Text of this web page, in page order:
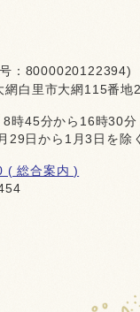
：8000020122394)
白里市大網115番地2
時45分から16時30分
29日から1月3日を除く
( 総合案内 )